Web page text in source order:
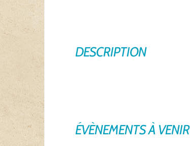
DESCRIPTION
ÉVÈNEMENTS À VENIR